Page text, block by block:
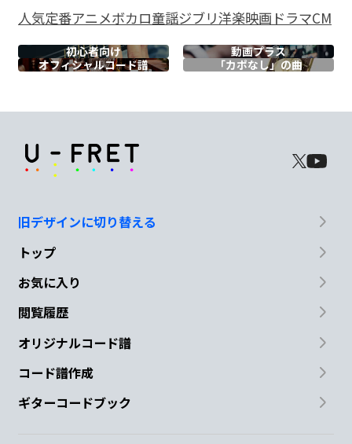
触れられな
Bm7
い
痛み すらも
生き ている意味 ただ一
Em
消えな
D
い
G
F#
人気定番アニメボカロ童謡ジブリ洋楽映画ドラマCM
初心者向け
動画プラス
オフィシャルコード譜 「カポなし」の曲
旧デザインに切り替える
トップ
お気に入り
閲覧履歴
オリジナルコード譜
コード譜作成
ギターコードブック